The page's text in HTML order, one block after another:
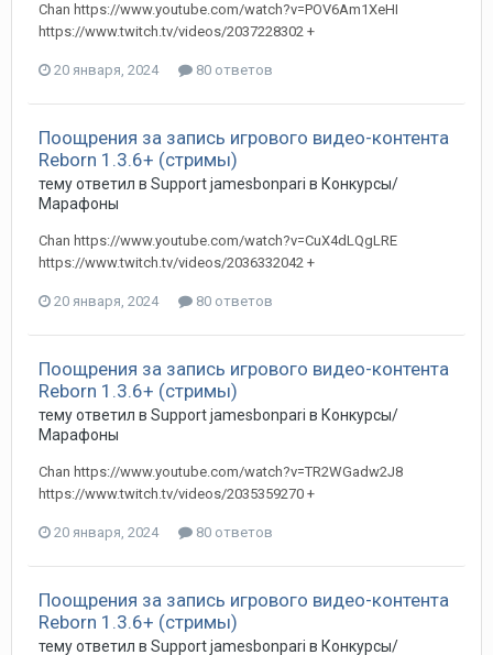
Chan https://www.youtube.com/watch?v=POV6Am1XeHI
https://www.twitch.tv/videos/2037228302 +
20 января, 2024 80 ответов
Поощрения за запись игрового видео-контента
Reborn 1.3.6+ (стримы)
тему ответил в Supportjamesbonpari в Конкурсы/
Марафоны
Chan https://www.youtube.com/watch?v=CuX4dLQgLRE
https://www.twitch.tv/videos/2036332042 +
20 января, 2024 80 ответов
Поощрения за запись игрового видео-контента
Reborn 1.3.6+ (стримы)
тему ответил в Supportjamesbonpari в Конкурсы/
Марафоны
Chan https://www.youtube.com/watch?v=TR2WGadw2J8
https://www.twitch.tv/videos/2035359270 +
20 января, 2024 80 ответов
Поощрения за запись игрового видео-контента
Reborn 1.3.6+ (стримы)
тему ответил в Supportjamesbonpari в Конкурсы/